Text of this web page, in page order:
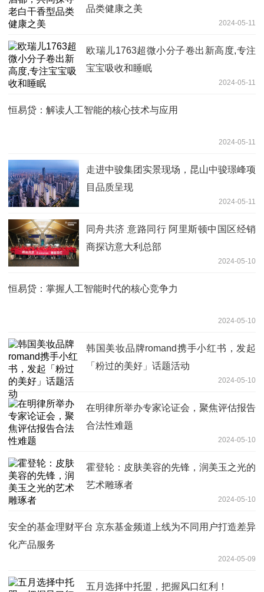
品类健康之美
2024-05-11
欧瑞儿1763超微小分子卷出新高度,专注
宝宝吸收和睡眠
2024-05-11
恒易贷：解读人工智能的核心技术与应用
2024-05-11
走进中骏集团实景现场，昆山中骏璟峰项
目品质呈现
2024-05-11
同舟共济 意路同行 阿里斯顿中国区经销
商探访意大利总部
2024-05-10
恒易贷：掌握人工智能时代的核心竞争力
2024-05-10
韩国美妆品牌romand携手小红书，发起
「粉过的美好」话题活动
2024-05-10
在明律所举办专家论证会，聚焦评估报告
合法性难题
2024-05-10
霍登轮：皮肤美容的先锋，润美玉之光的
艺术雕琢者
2024-05-10
安全的基金理财平台 京东基金频道上线为不同用户打造差异
化产品服务
2024-05-09
五月选择中托盟，把握风口红利！